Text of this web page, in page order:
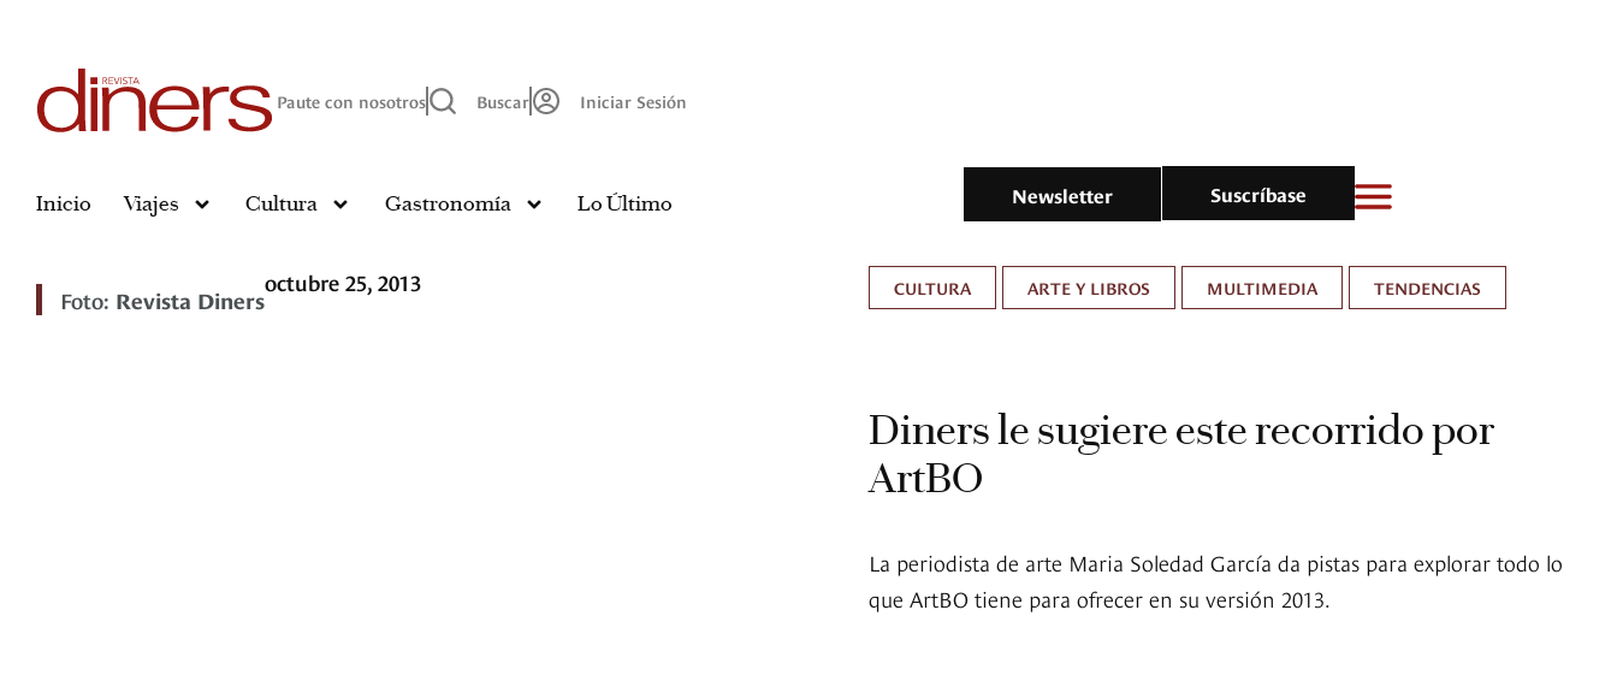
Paute con nosotros Buscar Iniciar Sesión
Inicio Viajes Cultura Gastronomía Lo Último Newsletter Suscríbase
Foto: Revista Diners
octubre 25, 2013 CULTURA ARTE Y LIBROS MULTIMEDIA TENDENCIAS
Diners le sugiere este recorrido por
ArtBO
La periodista de arte Maria Soledad García da pistas para explorar todo lo
que ArtBO tiene para ofrecer en su versión 2013.